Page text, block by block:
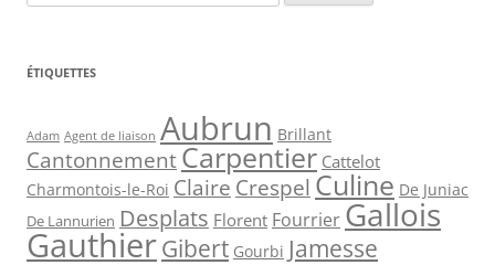
ÉTIQUETTES
Adam Agent de liaison Aubrun Brillant
Cantonnement Carpentier Cattelot
Charmontois-le-Roi Claire Crespel Culine De Juniac
De Lannurien Desplats Florent FourrierGallois
GauthierGibert Gourbi Jamesse